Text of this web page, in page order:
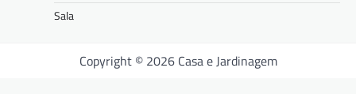
Sala
Copyright © 2026 Casa e Jardinagem